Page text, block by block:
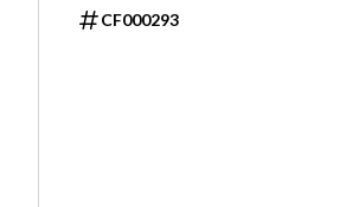
CF000293